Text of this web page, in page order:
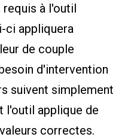
requis à l'outil
ci appliquera
de couple
d'intervention
suivent simplement
l'outil applique de
correctes.